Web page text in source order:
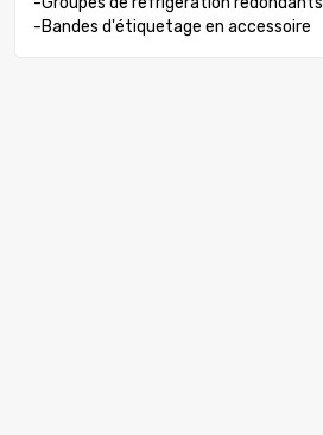
-Bandes d'étiquetage en accessoire